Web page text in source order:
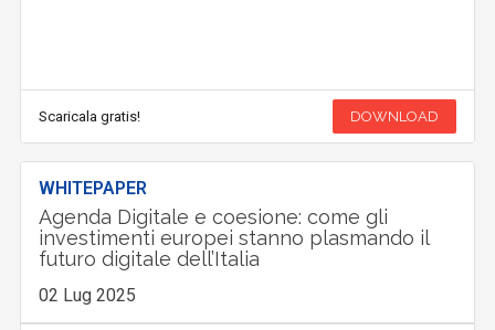
Scaricala gratis! DOWNLOAD
WHITEPAPER
Agenda Digitale e coesione: come gli
investimenti europei stanno plasmando il
futuro digitale dell’Italia
02 Lug 2025